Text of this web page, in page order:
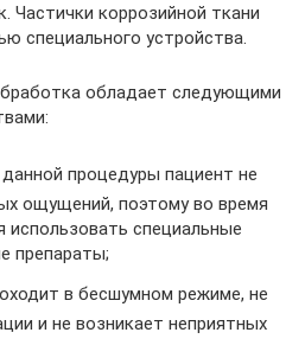
Частички коррозийной ткани
специального устройства.
обладает следующими
процедуры пациент не
ощущений, поэтому во время
использовать специальные
препараты;
в бесшумном режиме, не
и не возникает неприятных